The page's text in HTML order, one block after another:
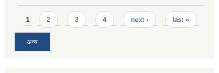
Pages
1 2 3 4 next › last »
अन्य